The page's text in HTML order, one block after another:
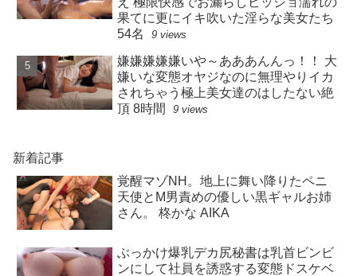
果てに更にイキ吹いた淫らな美女たち
54名
9 views
嫌嫌嫌嫌嫌いや～あああんんっ！！ 大
嫌いな変態オヤジなのに無理やりイカ
されちゃう極上美女達のはしたない絶
頂 8時間
9 views
新着記事
覚醒マゾNH。地上に舞い降りたペニ
天使とM男責めの優しい黒ギャルお姉
さん。 柊かな AIKA
ぶっかけ爆乳デカ尻秘書は乳首ビンビ
ンにして社員を誘惑する変態ドスケベ